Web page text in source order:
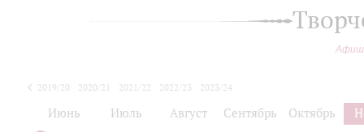
2019/20 2020/21 2021/22 2022/23
2023/24
Июнь Июль Август Сентябрь Октябрь